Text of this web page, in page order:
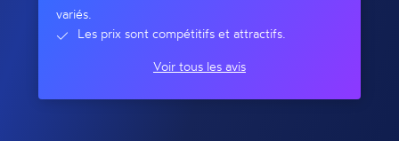
variés.
Les prix sont compétitifs et attractifs.
Voir tous les avis